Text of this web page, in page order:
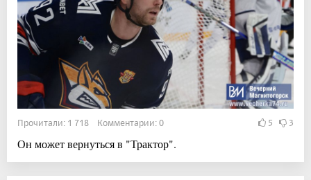
Прочитали: 1 718 Комментарии: 0 5 3
Он может вернуться в "Трактор".